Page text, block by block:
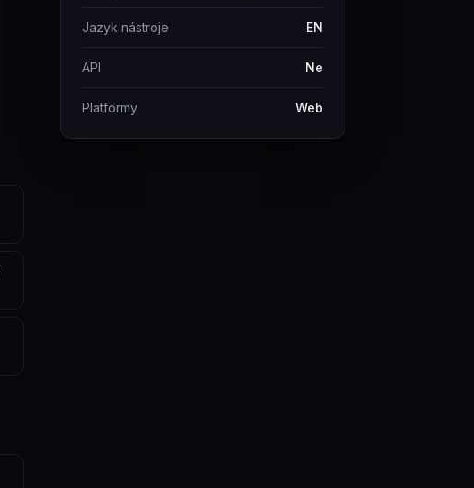
Jazyk nástroje EN
API Ne
Platformy Web